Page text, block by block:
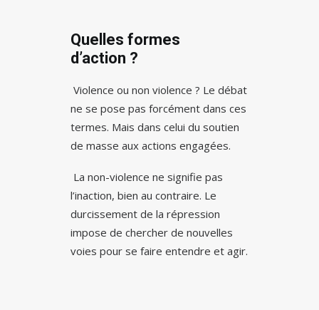
Quelles formes
d’action ?
Violence ou non violence ? Le débat
ne se pose pas forcément dans ces
termes. Mais dans celui du soutien
de masse aux actions engagées.
La non-violence ne signifie pas
l’inaction, bien au contraire. Le
durcissement de la répression
impose de chercher de nouvelles
voies pour se faire entendre et agir.